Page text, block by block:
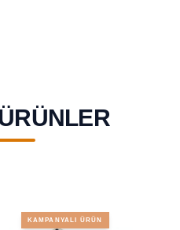
KAMPANYALI ÜRÜN